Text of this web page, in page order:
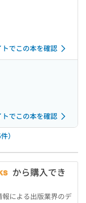
でこの本を確認
でこの本を確認
）
から購入でき
報による出版業界のデ